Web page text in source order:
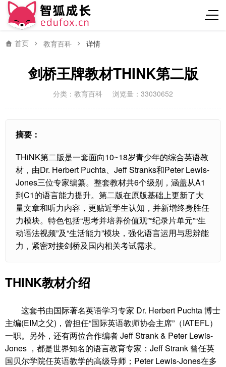
首页 教育百科 详情
剑桥王牌教材THINK第二版
分类： 教育百科 浏览量：33030652
摘要：
THiNK第二版是一套面向10~18岁青少年的综合英语教
材，由Dr. Herbert Puchta、Jeff Stranks和Peter Lewis-
Jones三位专家编纂。整套教材共6个级别，涵盖从A1
到C1的语言能力提升。第二版在原版基础上更新了大
量文章和听力内容，更贴近学生认知，并新增终身胜任
力模块。特色包括“思考并培养价值观”“纪录片单元”“生
动语法视频”及“生活能力”模块，强化语言运用与思辨能
力，紧密对接剑桥及国内相关考试需求。
THINK教材介绍
这套书由国际著名英语学习专家 Dr. Herbert Puchta 博士
主编(EIM之父)，曾担任“国际英语教师协会主席”（IATEFL）
一职。另外，还有两位合作编者 Jeff Strank & Peter Lewis-
Jones ，都是世界知名的语言教育专家：Jeff Strank 曾任英
国贝尔学院任英语教学的高级导师；Peter Lewis-Jones在多